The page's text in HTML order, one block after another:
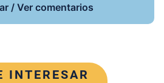
/ Ver comentarios
INTERESAR